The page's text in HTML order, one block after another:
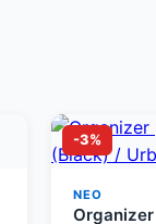
-3%
NEO